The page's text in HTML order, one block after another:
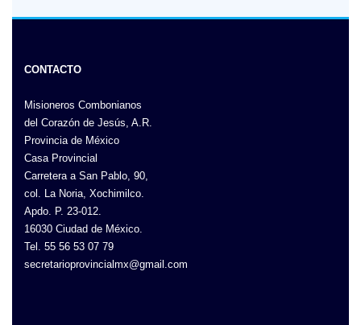
CONTACTO
Misioneros Combonianos
del Corazón de Jesús, A.R.
Provincia de México
Casa Provincial
Carretera a San Pablo, 90,
col. La Noria, Xochimilco.
Apdo. P. 23-012.
16030 Ciudad de México.
Tel. 55 56 53 07 79
secretarioprovincialmx@gmail.com